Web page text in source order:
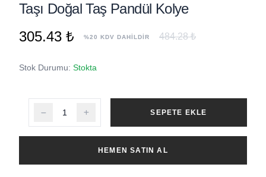
Taşı Doğal Taş Pandül Kolye
305.43 ₺
%20 KDV DAHİLDİR 484.28 ₺
Stok Durumu: Stokta
SEPETE EKLE
HEMEN SATIN AL